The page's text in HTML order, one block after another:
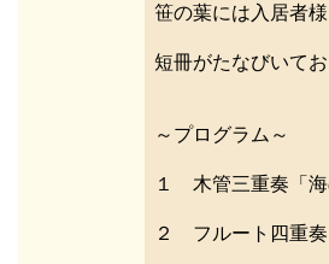
笹の葉には入居者
短冊がたなびいて
～プログラム～
１ 木管三重奏「海
２ フルート四重奏